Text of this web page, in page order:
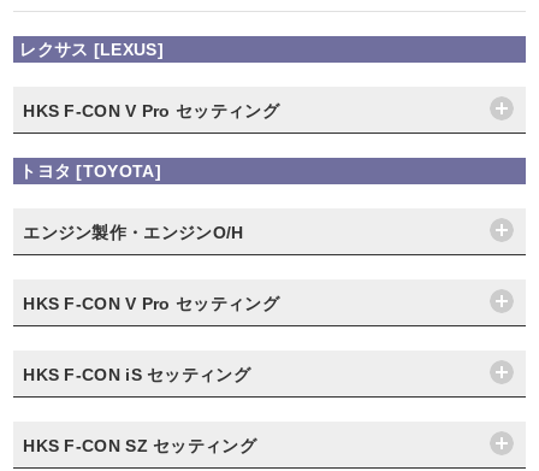
レクサス [LEXUS]
HKS F-CON V Pro セッティング
トヨタ [TOYOTA]
エンジン製作・エンジンO/H
HKS F-CON V Pro セッティング
HKS F-CON iS セッティング
HKS F-CON SZ セッティング